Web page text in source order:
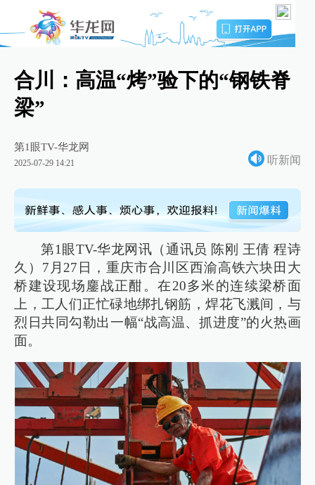
合川：高温“烤”验下的“钢铁脊
梁”
第1眼TV-华龙网
2025-07-29 14:21 听新闻
第1眼TV-华龙网讯（通讯员 陈刚 王倩 程诗
久）7月27日，重庆市合川区西渝高铁六块田大
桥建设现场鏖战正酣。在20多米的连续梁桥面
上，工人们正忙碌地绑扎钢筋，焊花飞溅间，与
烈日共同勾勒出一幅“战高温、抓进度”的火热画
面。